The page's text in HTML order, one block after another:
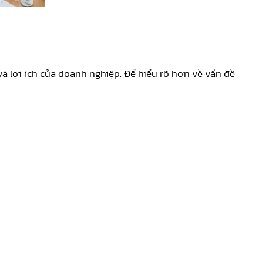
lợi ích của doanh nghiệp. Để hiểu rõ hơn về vấn đề